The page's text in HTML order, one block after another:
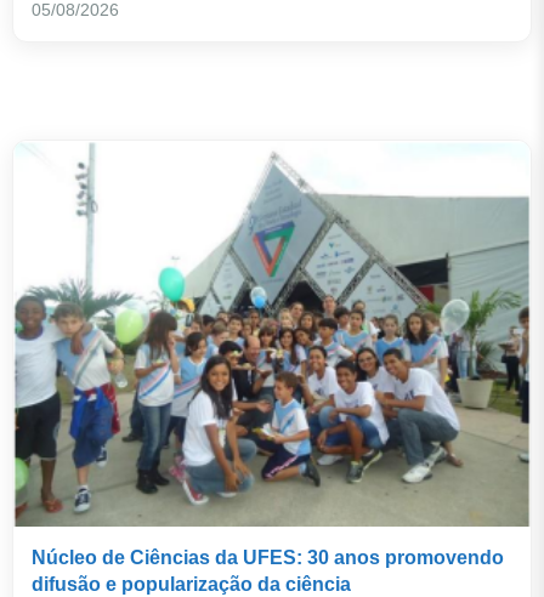
05/08/2026
Núcleo de Ciências da UFES: 30 anos promovendo
difusão e popularização da ciência